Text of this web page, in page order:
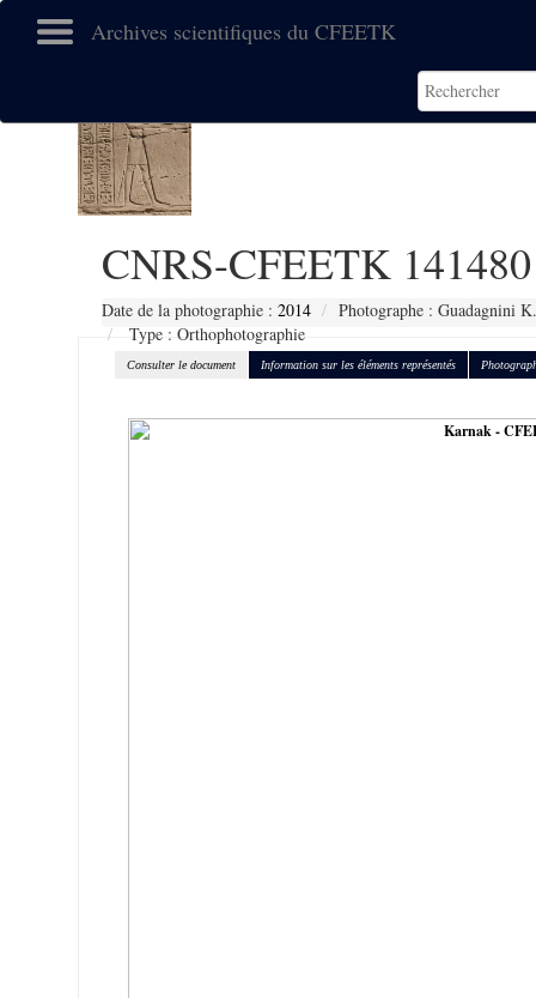
Archives scientifiques du CFEETK
CNRS-CFEETK 141480
Date de la photographie : 2014
Photographe : Guadagnini K.
Type : Orthophotographie
Consulter le document Information sur les éléments représentés